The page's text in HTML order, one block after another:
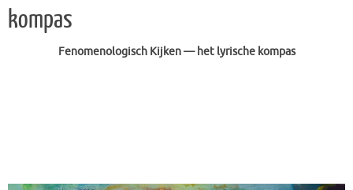
kompas
Fenomenologisch Kijken — het lyrische kompas